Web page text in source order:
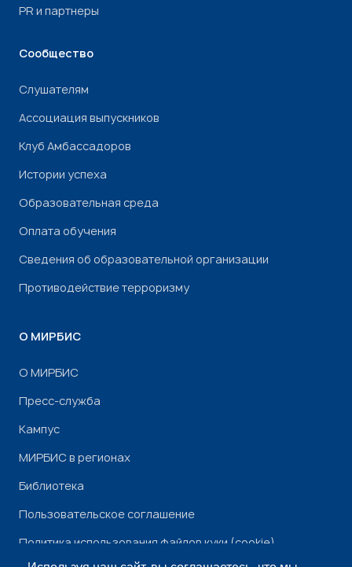
PR и партнеры
Сообщество
Слушателям
Ассоциация выпускников
Клуб Амбассадоров
Истории успеха
Образовательная среда
Оплата обучения
Сведения об образовательной организации
Противодействие терроризму
О МИРБИС
О МИРБИС
Пресс-служба
Кампус
МИРБИС в регионах
Библиотека
Пользовательское соглашение
Политика использования файлов куки (cookie)